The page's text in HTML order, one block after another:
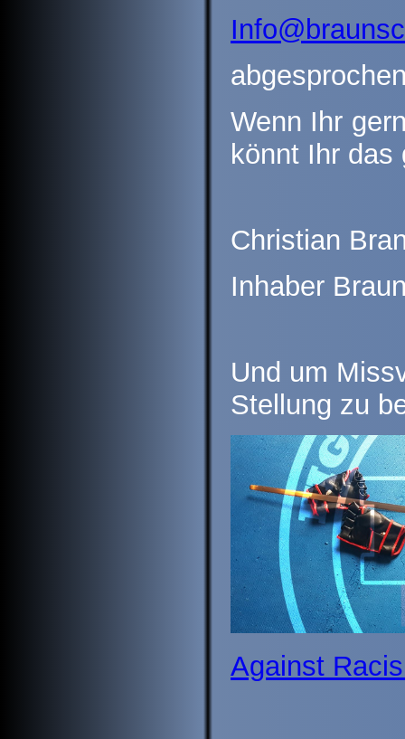
Wenn Ihr
könnt Ihr
Christian
Inhaber
Und um
Stellung zu
Against